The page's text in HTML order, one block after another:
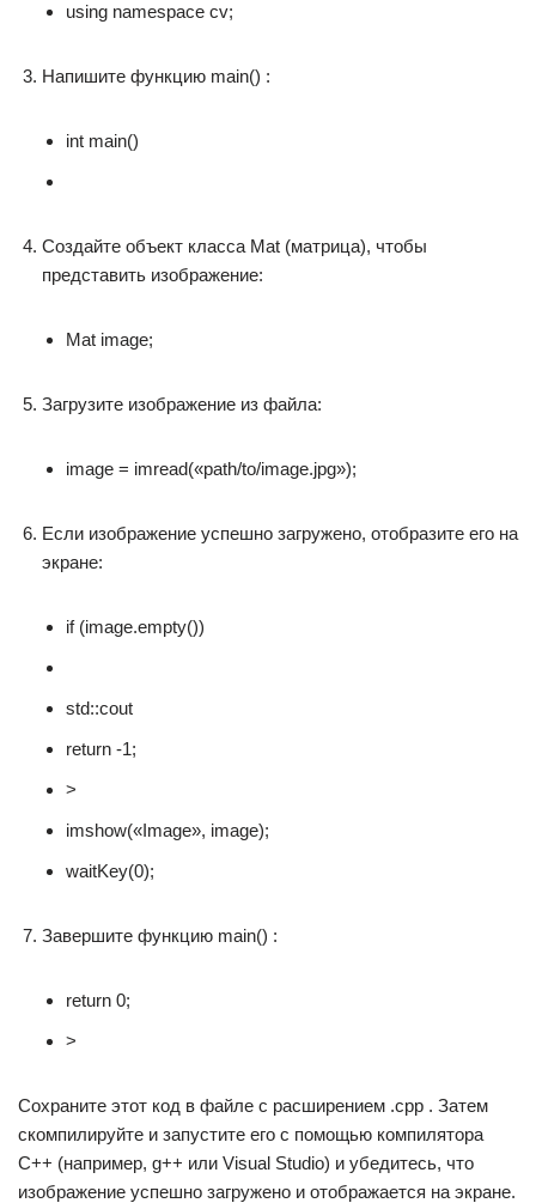
using namespace cv;
Напишите функцию main() :
int main()
Создайте объект класса Mat (матрица), чтобы
представить изображение:
Mat image;
Загрузите изображение из файла:
image = imread(«path/to/image.jpg»);
Если изображение успешно загружено, отобразите его на
экране:
if (image.empty())
std::cout
return -1;
>
imshow(«Image», image);
waitKey(0);
Завершите функцию main() :
return 0;
>
Сохраните этот код в файле с расширением .cpp . Затем
скомпилируйте и запустите его с помощью компилятора
C++ (например, g++ или Visual Studio) и убедитесь, что
изображение успешно загружено и отображается на экране.